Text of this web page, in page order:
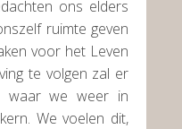
ons elders
ruimte geven
voor het Leven
te volgen zal er
waar we weer in
We voelen dit,